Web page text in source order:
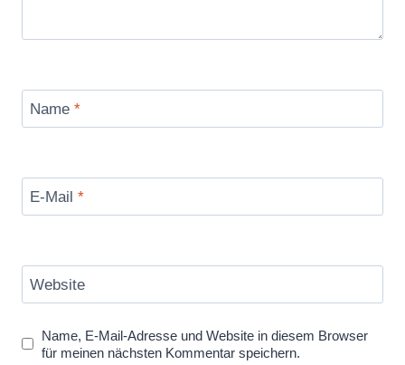
Name *
E-Mail *
Website
Name, E-Mail-Adresse und Website in diesem Browser
für meinen nächsten Kommentar speichern.